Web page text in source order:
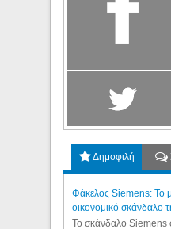
Δημοφιλή
Φάκελος Siemens: Το
οικονομικό σκάνδαλο
Το σκάνδαλο Siemens